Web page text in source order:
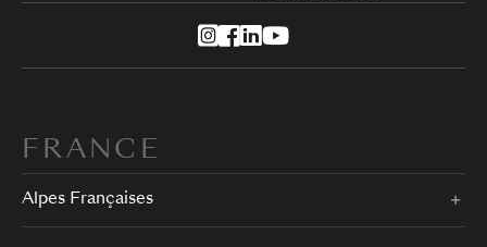
FRANCE
Alpes Françaises